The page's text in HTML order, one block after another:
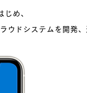
じめ、
ウドシステムを開発